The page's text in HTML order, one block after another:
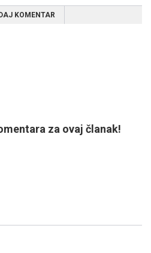
KOMENTAR
za ovaj članak!